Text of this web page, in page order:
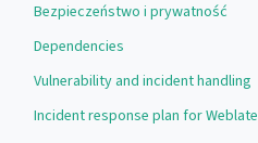
Bezpieczeństwo i prywatność
Dependencies
Vulnerability and incident handling
Incident response plan for Weblate